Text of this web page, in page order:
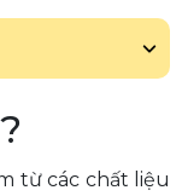
từ các chất liệu